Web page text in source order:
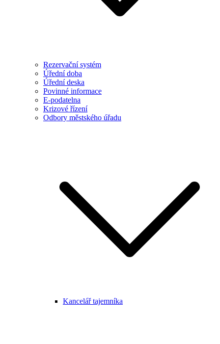
Rezervační systém
Úřední doba
Úřední deska
Povinné informace
E-podatelna
Krizové řízení
Odbory městského úřadu
Kancelář tajemníka